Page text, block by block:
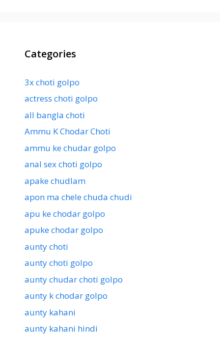
Categories
3x choti golpo
actress choti golpo
all bangla choti
Ammu K Chodar Choti
ammu ke chudar golpo
anal sex choti golpo
apake chudlam
apon ma chele chuda chudi
apu ke chodar golpo
apuke chodar golpo
aunty choti
aunty choti golpo
aunty chudar choti golpo
aunty k chodar golpo
aunty kahani
aunty kahani hindi